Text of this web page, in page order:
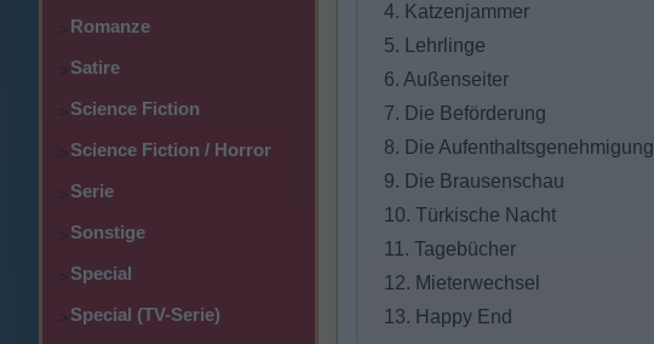
>Romanze
>Satire
>Science Fiction
>Science Fiction / Horror
>Serie
>Sonstige
>Special
>Special (TV-Serie)
4. Katzenjammer
5. Lehrlinge
6. Außenseiter
7. Die Beförderung
8. Die Aufenthaltsgenehmigung
9. Die Brausenschau
10. Türkische Nacht
11. Tagebücher
12. Mieterwechsel
13. Happy End